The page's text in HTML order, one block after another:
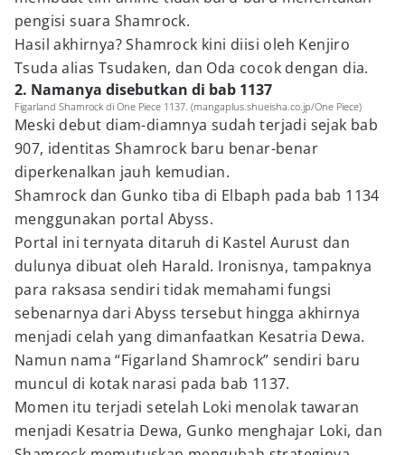
pengisi suara Shamrock.
Hasil akhirnya? Shamrock kini diisi oleh Kenjiro
Tsuda alias Tsudaken, dan Oda cocok dengan dia.
2. Namanya disebutkan di bab 1137
Figarland Shamrock di One Piece 1137. (mangaplus.shueisha.co.jp/One Piece)
Meski debut diam-diamnya sudah terjadi sejak bab
907, identitas Shamrock baru benar-benar
diperkenalkan jauh kemudian.
Shamrock dan Gunko tiba di Elbaph pada bab 1134
menggunakan portal Abyss.
Portal ini ternyata ditaruh di Kastel Aurust dan
dulunya dibuat oleh Harald. Ironisnya, tampaknya
para raksasa sendiri tidak memahami fungsi
sebenarnya dari Abyss tersebut hingga akhirnya
menjadi celah yang dimanfaatkan Kesatria Dewa.
Namun nama “Figarland Shamrock” sendiri baru
muncul di kotak narasi pada bab 1137.
Momen itu terjadi setelah Loki menolak tawaran
menjadi Kesatria Dewa, Gunko menghajar Loki, dan